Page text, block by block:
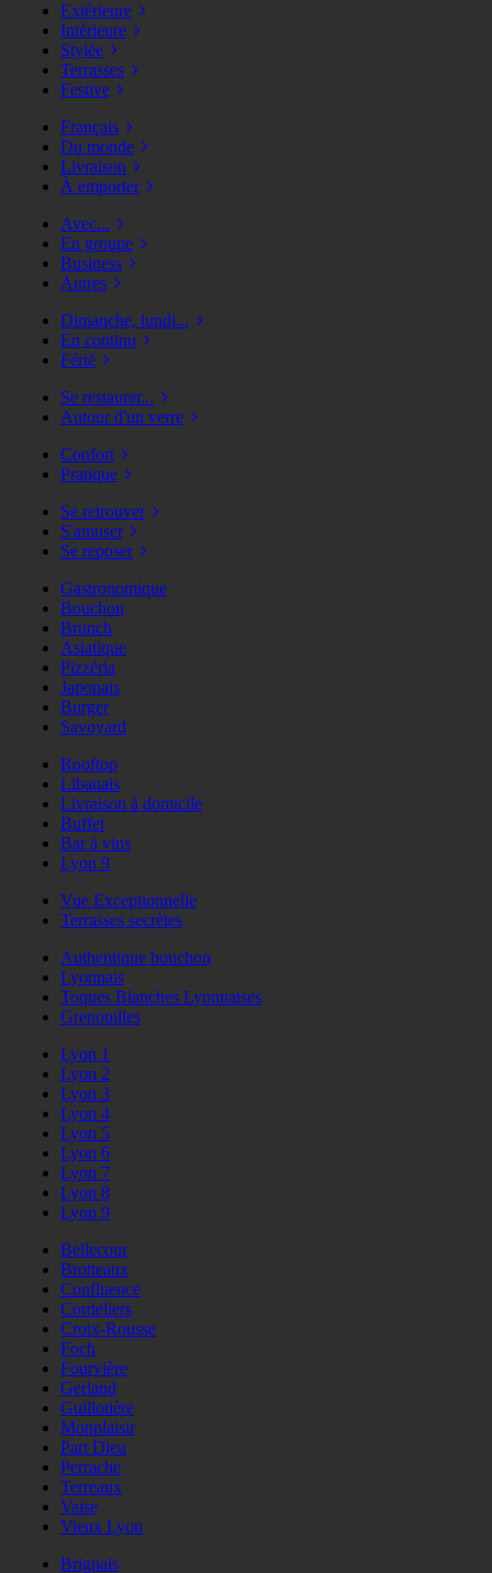
Extérieure
Intérieure
Stylée
Terrasses
Festive
Français
Du monde
Livraison
À emporter
Avec...
En groupe
Business
Autres
Dimanche, lundi...
En continu
Férié
Se restaurer...
Autour d'un verre
Confort
Pratique
Se retrouver
S'amuser
Se reposer
Gastronomique
Bouchon
Brunch
Asiatique
Pizzéria
Japonais
Burger
Savoyard
Rooftop
Libanais
Livraison à domicile
Buffet
Bar à vins
Lyon 9
Vue Exceptionnelle
Terrasses secrètes
Authentique bouchon
Lyonnais
Toques Blanches Lyonnaises
Grenouilles
Lyon 1
Lyon 2
Lyon 3
Lyon 4
Lyon 5
Lyon 6
Lyon 7
Lyon 8
Lyon 9
Bellecour
Brotteaux
Confluence
Cordeliers
Croix-Rousse
Foch
Fourvière
Gerland
Guillotière
Monplaisir
Part Dieu
Perrache
Terreaux
Vaise
Vieux Lyon
Brignais